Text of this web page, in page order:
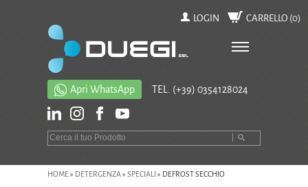
LOGIN CARRELLO (0)
Apri WhatsApp TEL. (+39) 0354128024
HOME» DETERGENZA» SPECIALI » DEFROST SECCHIO